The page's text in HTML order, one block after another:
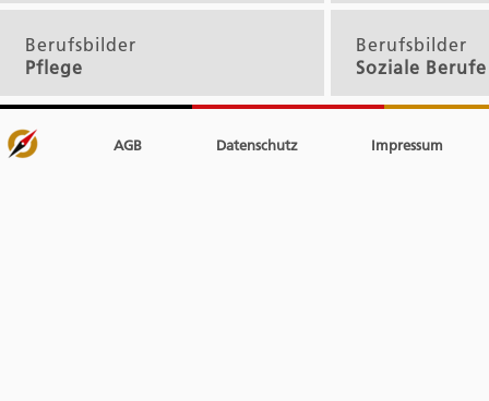
Berufsbilder
Pflege
Berufsbilder
Soziale Berufe
AGB Datenschutz Impressum